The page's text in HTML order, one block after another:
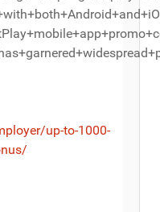
up-to-1000-